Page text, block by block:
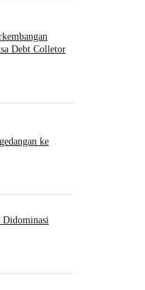
Debt Colletor
ke
Didominasi